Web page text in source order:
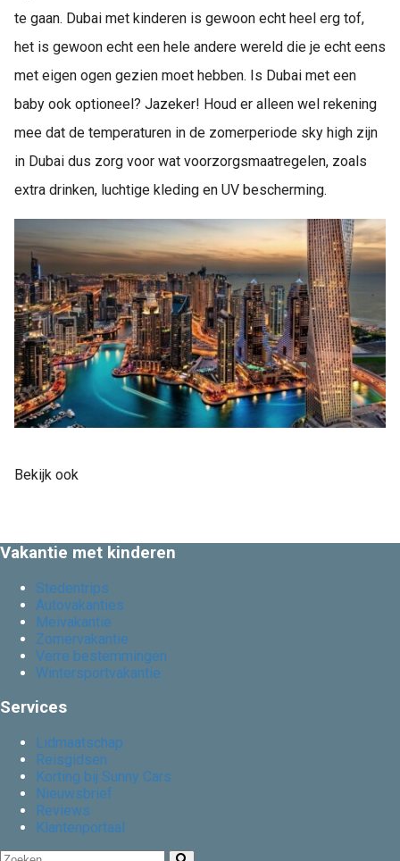
te gaan. Dubai met kinderen is gewoon echt heel erg tof,
het is gewoon echt een hele andere wereld die je echt eens
met eigen ogen gezien moet hebben. Is Dubai met een
baby ook optioneel? Jazeker! Houd er alleen wel rekening
mee dat de temperaturen in de zomerperiode sky high zijn
in Dubai dus zorg voor wat voorzorgsmaatregelen, zoals
extra drinken, luchtige kleding en UV bescherming.
Bekijk ook
Vakantie met kinderen
Stedentrips
Autovakanties
Meivakantie
Zomervakantie
Verre bestemmingen
Wintersportvakantie
Services
Lidmaatschap
Reisgidsen
Korting bij Sunny Cars
Nieuwsbrief
Reviews
Klantenportaal